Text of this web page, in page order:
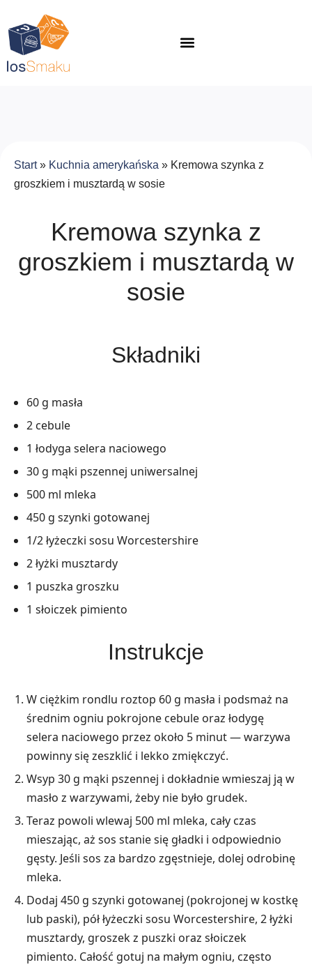
Start» Kuchnia amerykańska » Kremowa szynka z
groszkiem i musztardą w sosie
Kremowa szynka z
groszkiem i musztardą w
sosie
Składniki
60 g masła
2 cebule
1 łodyga selera naciowego
30 g mąki pszennej uniwersalnej
500 ml mleka
450 g szynki gotowanej
1/2 łyżeczki sosu Worcestershire
2 łyżki musztardy
1 puszka groszku
1 słoiczek pimiento
Instrukcje
W ciężkim rondlu roztop 60 g masła i podsmaż na
średnim ogniu pokrojone cebule oraz łodygę
selera naciowego przez około 5 minut — warzywa
powinny się zeszklić i lekko zmiękczyć.
Wsyp 30 g mąki pszennej i dokładnie wmieszaj ją w
masło z warzywami, żeby nie było grudek.
Teraz powoli wlewaj 500 ml mleka, cały czas
mieszając, aż sos stanie się gładki i odpowiednio
gęsty. Jeśli sos za bardzo zgęstnieje, dolej odrobinę
mleka.
Dodaj 450 g szynki gotowanej (pokrojonej w kostkę
lub paski), pół łyżeczki sosu Worcestershire, 2 łyżki
musztardy, groszek z puszki oraz słoiczek
pimiento. Całość gotuj na małym ogniu, często